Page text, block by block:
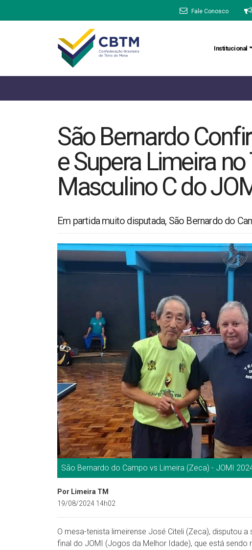
Fale Conosco
Institucional
São Bernardo
e Supera Limeira
Masculino C do
Em partida muito disputada, São Bernardo do
São Bernardo do Campo vs Limeira (Zeca) - JOMI
Por Limeira TM
19/08/2024 14h02
O mesa-tenista limeirense José Citeli (Zeca), disputou
final do JOMI (Jogos da Melhor Idade), que está sendo